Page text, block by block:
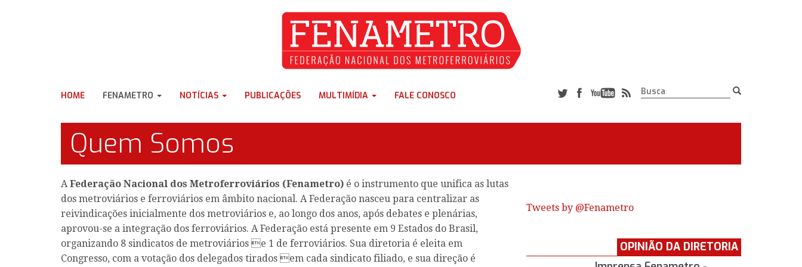
HOME FENAMETRO NOTÍCIAS PUBLICAÇÕES MULTIMÍDIA FALE CONOSCO
Quem Somos
AFederação Nacional dos Metroferroviários (Fenametro) é o instrumento que unifica as lutas
dos metroviários e ferroviários em âmbito nacional. A Federação nasceu para centralizar as
reivindicações inicialmente dos metroviários e, ao longo dos anos, após debates e plenárias,
aprovou-se a integração dos ferroviários. A Federação está presente em 9 Estados do Brasil,
organizando 8 sindicatos de metroviários e 1 de ferroviários. Sua diretoria é eleita em
Congresso, com a votação dos delegados tirados em cada sindicato filiado, e sua direção é
Tweets by @Fenametro
OPINIÃO DA DIRETORIA